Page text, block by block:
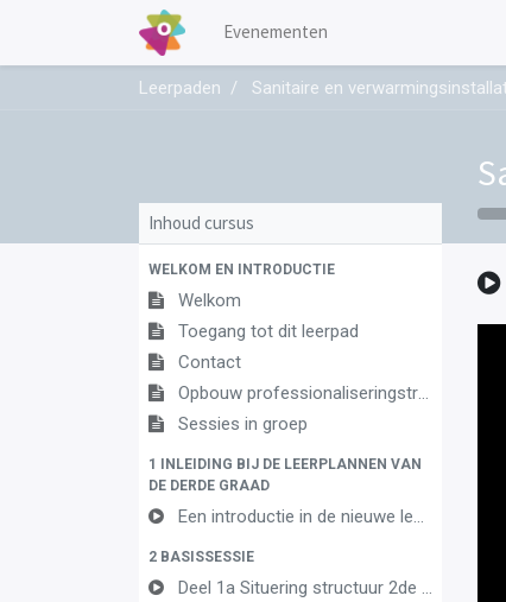
Evenementen
Leerpaden Sanitaire en
Inhoud cursus
WELKOM EN INTRODUCTIE
Welkom
Toegang tot dit leerpad
Contact
Opbouw professionaliseringstraject
Sessies in groep
1 INLEIDING BIJ DE LEERPLANNEN VAN
DE DERDE GRAAD
Een introductie in de nieuwe leerplannen van de derde graad
2 BASISSESSIE
Deel 1a Situering structuur 2de en 3de graad